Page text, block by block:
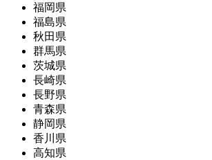
福岡県
福島県
秋田県
群馬県
茨城県
長崎県
長野県
青森県
静岡県
香川県
高知県